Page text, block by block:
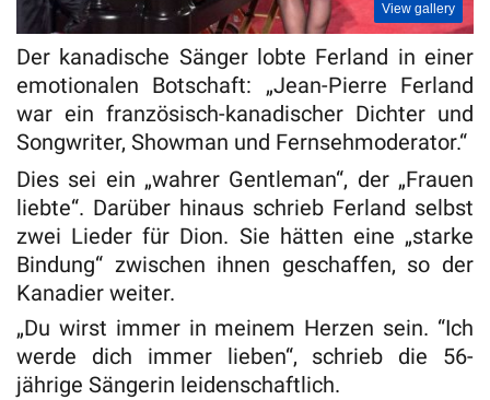
View gallery
Der kanadische Sänger lobte Ferland in einer
emotionalen Botschaft: „Jean-Pierre Ferland
war ein französisch-kanadischer Dichter und
Songwriter, Showman und Fernsehmoderator.“
Dies sei ein „wahrer Gentleman“, der „Frauen
liebte“. Darüber hinaus schrieb Ferland selbst
zwei Lieder für Dion. Sie hätten eine „starke
Bindung“ zwischen ihnen geschaffen, so der
Kanadier weiter.
„Du wirst immer in meinem Herzen sein. “Ich
werde dich immer lieben“, schrieb die 56-
jährige Sängerin leidenschaftlich.